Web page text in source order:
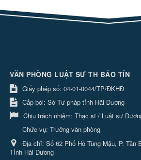
VĂN PHÒNG LUẬT SƯ TH BẢO TÍN
Giấy phép số: 04-01-0044/TP/ĐKHĐ
Cấp bởi: Sở Tư pháp tỉnh Hải Dương
Chịu trách nhiệm: Thạc sĩ / Luật sư
Chức vụ: Trưởng văn phòng
Địa chỉ: Số 62 Phố Hồ Tùng Mậu, P. Tân
Tỉnh Hải Dương